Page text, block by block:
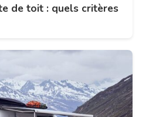
de toit : quels critères